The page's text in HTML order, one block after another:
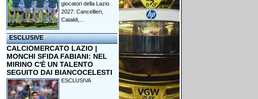
giocatori della Lazio.
2027: Cancellieri,
Cataldi,...
ESCLUSIVE
CALCIOMERCATO LAZIO |
MONCHI SFIDA FABIANI: NEL
MIRINO C'È UN TALENTO
SEGUITO DAI BIANCOCELESTI
ESCLUSIVA